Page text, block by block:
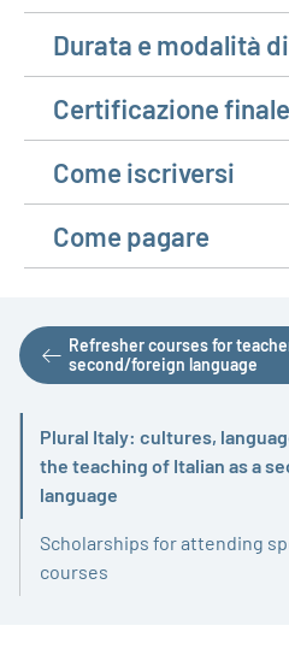
Durata e modalità
Certificazione finale
Come iscriversi
Come pagare
Refresher courses for
second/foreign language
Plural Italy: cultures,
the teaching of Italian as a
language
Active
Scholarships for attending
courses